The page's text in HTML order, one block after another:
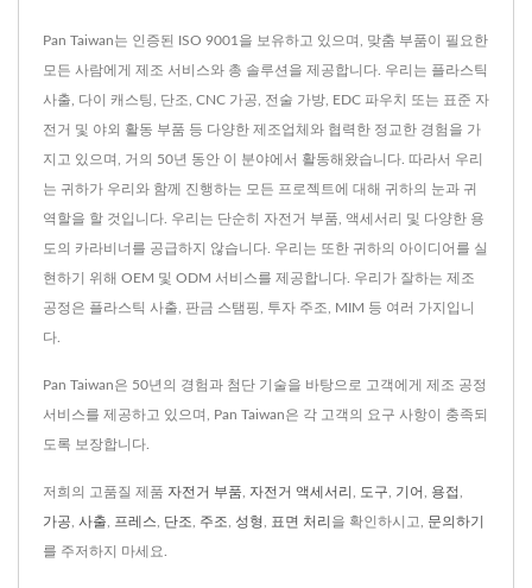
Pan Taiwan는 인증된 ISO 9001을 보유하고 있으며, 맞춤 부품이 필요한
모든 사람에게 제조 서비스와 총 솔루션을 제공합니다. 우리는 플라스틱
사출, 다이 캐스팅, 단조, CNC 가공, 전술 가방, EDC 파우치 또는 표준 자
전거 및 야외 활동 부품 등 다양한 제조업체와 협력한 정교한 경험을 가
지고 있으며, 거의 50년 동안 이 분야에서 활동해왔습니다. 따라서 우리
는 귀하가 우리와 함께 진행하는 모든 프로젝트에 대해 귀하의 눈과 귀
역할을 할 것입니다. 우리는 단순히 자전거 부품, 액세서리 및 다양한 용
도의 카라비너를 공급하지 않습니다. 우리는 또한 귀하의 아이디어를 실
현하기 위해 OEM 및 ODM 서비스를 제공합니다. 우리가 잘하는 제조
공정은 플라스틱 사출, 판금 스탬핑, 투자 주조, MIM 등 여러 가지입니
다.
Pan Taiwan은 50년의 경험과 첨단 기술을 바탕으로 고객에게 제조 공정
서비스를 제공하고 있으며, Pan Taiwan은 각 고객의 요구 사항이 충족되
도록 보장합니다.
저희의 고품질 제품 자전거 부품 자전거 액세서리 도구 기어 용접
가공 사출 프레스 단조 주조 성형 표면 처리 을 확인하시고, 문의하기
를 주저하지 마세요.